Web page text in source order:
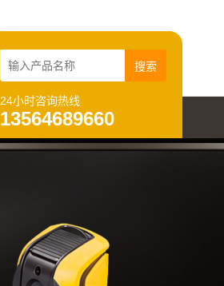
24小时咨询热线
13564689660